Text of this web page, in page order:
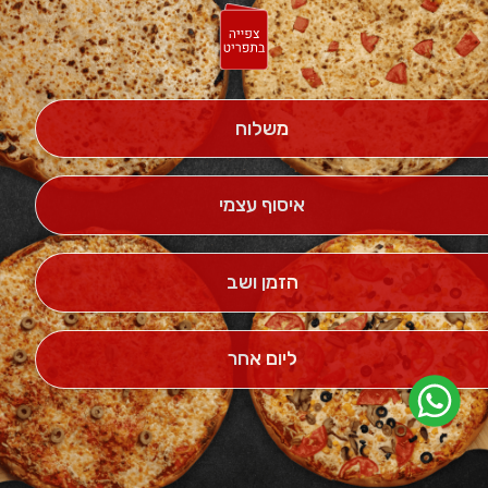
משלוח
איסוף עצמי
הזמן ושב
ליום אחר